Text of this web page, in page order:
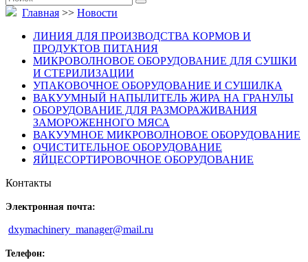
Главная >> Новости
ЛИНИЯ ДЛЯ ПРОИЗВОДСТВА КОРМОВ И
ПРОДУКТОВ ПИТАНИЯ
МИКРОВОЛНОВОЕ ОБОРУДОВАНИЕ ДЛЯ СУШКИ
И СТЕРИЛИЗАЦИИ
УПАКОВОЧНОЕ ОБОРУДОВАНИЕ И СУШИЛКА
ВАКУУМНЫЙ НАПЫЛИТЕЛЬ ЖИРА НА ГРАНУЛЫ
ОБОРУДОВАНИЕ ДЛЯ РАЗМОРАЖИВАНИЯ
ЗАМОРОЖЕННОГО МЯСА
ВАКУУМНОЕ МИКРОВОЛНОВОЕ ОБОРУДОВАНИЕ
ОЧИСТИТЕЛЬНОЕ ОБОРУДОВАНИЕ
ЯЙЦЕСОРТИРОВОЧНОЕ ОБОРУДОВАНИЕ
Контакты
Электронная почта:
dxymachinery_manager@mail.ru
Телефон: